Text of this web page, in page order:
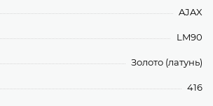
AJAX
LM90
Золото (латунь)
416